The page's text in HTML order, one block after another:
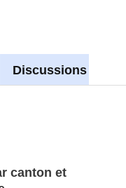
Discussions
canton et